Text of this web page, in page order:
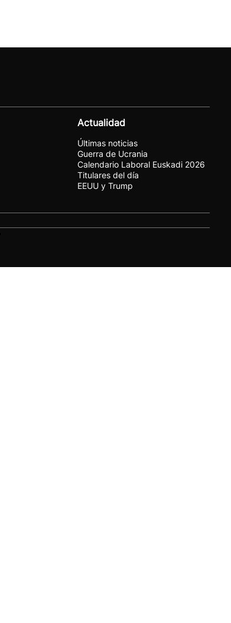
Actualidad
Últimas noticias
Guerra de Ucrania
Calendario Laboral Euskadi 2026
Titulares del día
EEUU y Trump